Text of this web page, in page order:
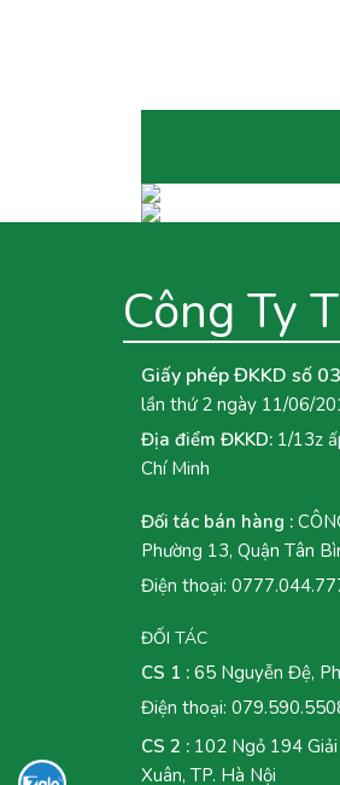
Công Ty
Giấy phép ĐKKD số
lần thứ 2 ngày 11/06/
Địa điểm ĐKKD: 1/13z
Chí Minh
Đối tác bán hàng :
Phường 13, Quận Tân
Điện thoại:
ĐỐI TÁC
CS 1 : 65 Nguyễn Đệ,
Điện thoại:
CS 2 : 102 Ngỏ 194
Xuân, TP. Hà Nội